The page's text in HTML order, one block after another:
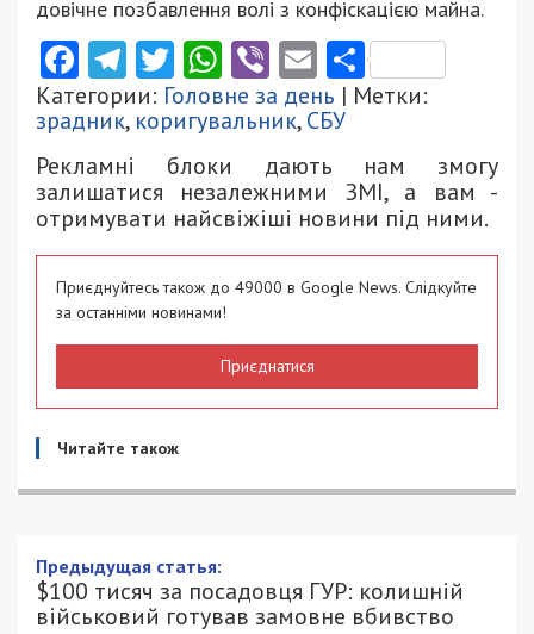
довічне позбавлення волі з конфіскацією майна.
Facebook
Telegram
Twitter
WhatsApp
ViberEmail
Категории: Головне за день | Метки:
зрадник, коригувальник,СБУ
Рекламні блоки дають нам змогу
залишатися незалежними ЗМІ, а вам -
отримувати найсвіжіші новини під ними.
Приєднуйтесь також до 49000 в Google News. Слідкуйте
за останніми новинами!
Приєднатися
Читайте також
Предыдущая статья:
$100 тисяч за посадовця ГУР: колишній
військовий готував замовне вбивство